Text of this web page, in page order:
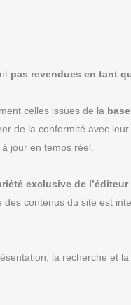
pas revendues en tant
celles issues de la
de la conformité avec
jour en temps réel.
exclusive de
contenus du site est
la recherche et